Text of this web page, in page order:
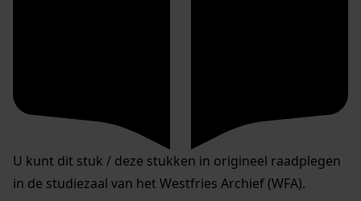
U kunt dit stuk / deze stukken in origineel raadplegen
in de studiezaal van het Westfries Archief (WFA).